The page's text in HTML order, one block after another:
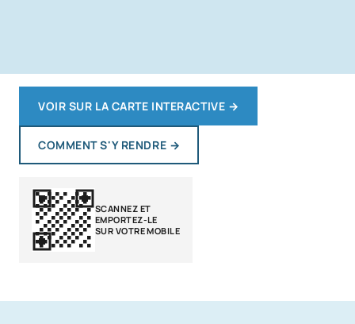
VOIR SUR LA CARTE INTERACTIVE →
COMMENT S'Y RENDRE →
SCANNEZ ET
EMPORTEZ-LE
SUR VOTRE MOBILE